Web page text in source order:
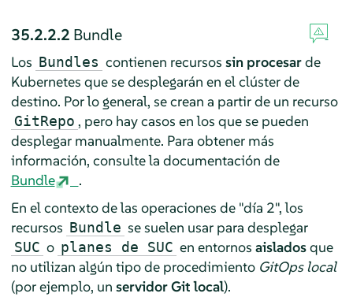
35.2.2.2 Bundle
Los Bundles contienen recursos sin procesarde
Kubernetes que se desplegarán en el clúster de
destino. Por lo general, se crean a partir de un recurso
GitRepo , pero hay casos en los que se pueden
desplegar manualmente. Para obtener más
información, consulte la documentación de
Bundle
.
En el contexto de las operaciones de "día 2", los
recursos Bundle se suelen usar para desplegar
SUC o planes de SUC en entornos aisladosque
no utilizan algún tipo de procedimiento GitOps local
(por ejemplo, un servidor Git local).